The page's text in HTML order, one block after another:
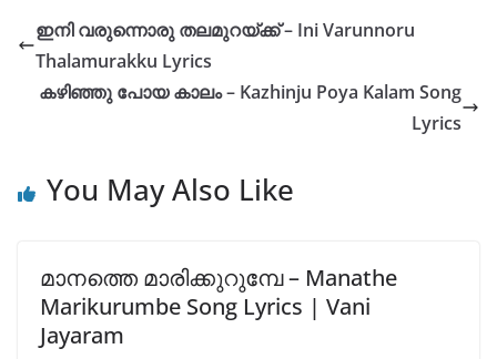
s
A
p
e
b
o
k
l y
n
e
ഇനി വരുന്നൊരു തലമുറയ്ക്ക് – Ini Varunnoru
Thalamurakku Lyrics
കഴിഞ്ഞു പോയ കാലം – Kazhinju Poya Kalam Song
Lyrics
You May Also Like
മാനത്തെ മാരിക്കുറുമ്പേ – Manathe
Marikurumbe Song Lyrics | Vani
Jayaram